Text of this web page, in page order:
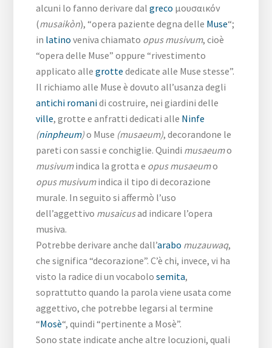
alcuni lo fanno derivare dalgreco μουσαικόν
(musaikòn), “opera paziente degna delle Muse“;
in latino veniva chiamato opus musivum, cioè
“opera delle Muse” oppure “rivestimento
applicato allegrotte dedicate alle Muse stesse”.
Il richiamo alle Muse è dovuto all’usanza degli
antichi romanidi costruire, nei giardini delle
ville, grotte e anfratti dedicati alle Ninfe
(ninpheum)o Muse (musaeum), decorandone le
pareti con sassi e conchiglie. Quindi musaeumo
musivumindica la grotta e opus musaeumo
opus musivumindica il tipo di decorazione
murale. In seguito si affermò l’uso
dell’aggettivo musaicusad indicare l’opera
musiva.
Potrebbe derivare anche dall’arabo muzauwaq,
che significa “decorazione”. C’è chi, invece, vi ha
visto la radice di un vocabolosemita,
soprattutto quando la parola viene usata come
aggettivo, che potrebbe legarsi al termine
“Mosè“, quindi “pertinente a Mosè”.
Sono state indicate anche altre locuzioni, quali